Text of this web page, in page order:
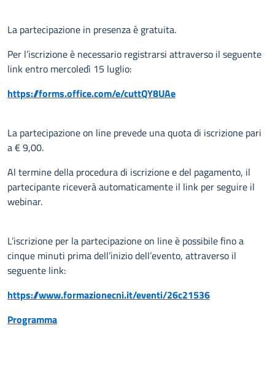
La partecipazione in presenza è gratuita.
Per l’iscrizione è necessario registrarsi attraverso il seguente
link entro mercoledì 15 luglio:
https://forms.office.com/e/cuttQY8UAe
La partecipazione on line prevede una quota di iscrizione pari
a € 9,00.
Al termine della procedura di iscrizione e del pagamento, il
partecipante riceverà automaticamente il link per seguire il
webinar.
L’iscrizione per la partecipazione on line è possibile fino a
cinque minuti prima dell’inizio dell’evento, attraverso il
seguente link:
https://www.formazionecni.it/eventi/26c21536
Programma